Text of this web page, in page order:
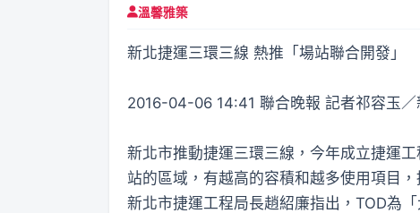
溫馨雅築
新北捷運三環三線 熱推「場站聯合開發」
2016-04-06 14:41 聯合晚報 記者祁容玉／
新北市推動捷運三環三線，今年成立捷運
站的區域，有越高的容積和越多使用項目
新北市捷運工程局長趙紹廉指出，TOD為